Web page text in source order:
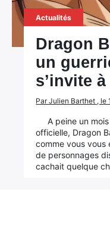
Actualités
Dragon
un
s’invite
Par Julien Barthet , le
A peine un
officielle, Dragon
comme vous vous
de personnages
cachait quelque